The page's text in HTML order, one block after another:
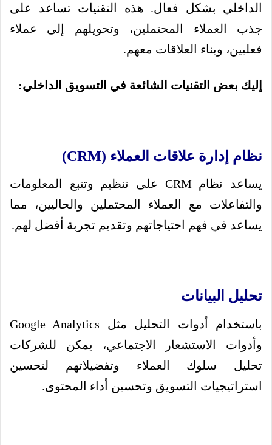
الداخلي بشكل فعال. هذه التقنيات تساعد على
جذب العملاء المحتملين، وتحويلهم إلى عملاء
فعليين، وبناء العلاقات معهم.
إليك بعض التقنيات الشائعة في التسويق الداخلي:
نظام إدارة علاقات العملاء (CRM)
يساعد نظام CRM على تنظيم وتتبع المعلومات
والتفاعلات مع العملاء المحتملين والحاليين، مما
يساعد في فهم احتياجاتهم وتقديم تجربة أفضل لهم.
تحليل البيانات
باستخدام أدوات التحليل مثل Google Analytics
وأدوات الاستشعار الاجتماعي، يمكن للشركات
تحليل سلوك العملاء وتفضيلاتهم لتحسين
استراتيجيات التسويق وتحسين أداء المحتوى.